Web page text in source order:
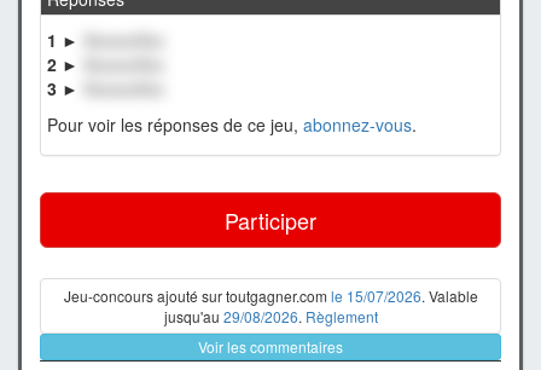
1 ►
XxxxxxXxx
2 ►
3 ►
Pour voir les réponses de ce jeu, abonnez-vous.
Participer
Jeu-concours ajouté sur toutgagner.com le 15/07/2026. Valable
jusqu'au 29/08/2026. Règlement
Voir les commentaires